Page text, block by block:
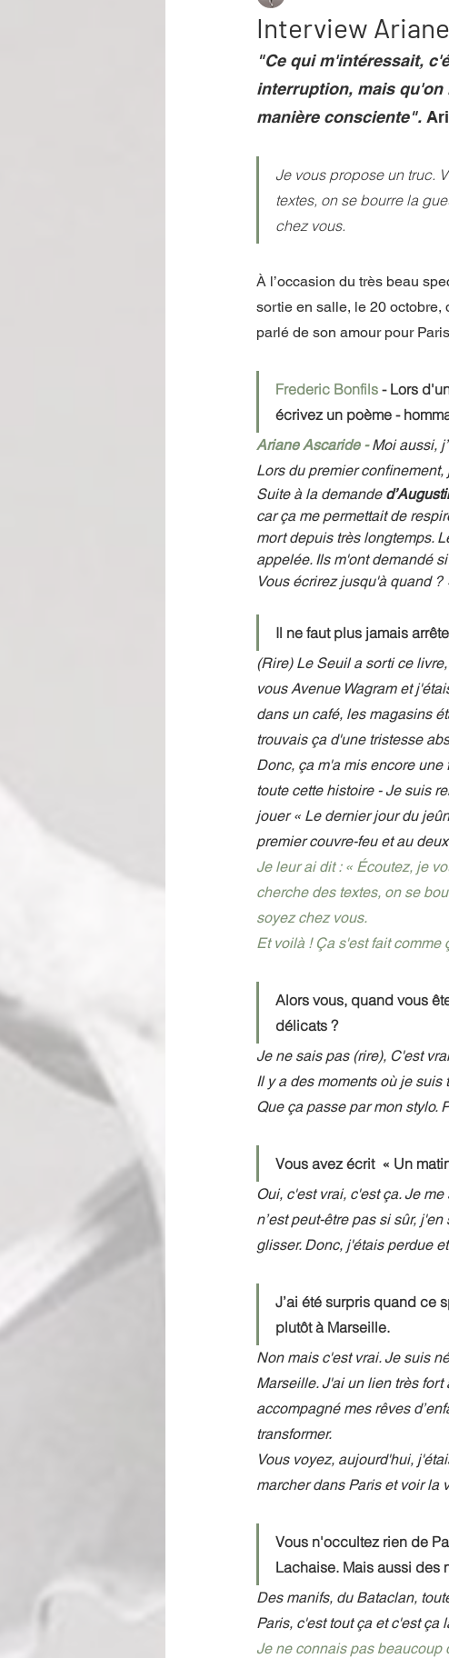
Performance Rire Récompense
Interview
"Ce qui m'intéressait,
interruption, mais qu'on
manière consciente".
Je vous propose un truc.
textes, on se bourre la
chez vous.
À l’occasion du très beau
sortie en salle, le 20 octobre,
parlé de son amour pour
Frederic Bonfils - Lors
écrivez un poème -
Ariane Ascaride - Moi aussi,
Lors du premier
Suite à la demande
car ça me permettait de
mort depuis très longtemps.
appelée. Ils m'ont demandé
Vous écrirez jusqu'à quand
Il ne faut plus jamais
(Rire) Le Seuil a sorti ce
vous Avenue Wagram et
dans un café, les magasins
trouvais ça d'une tristesse
Donc, ça m'a mis encore
toute cette histoire - Je suis
jouer « Le dernier jour du
premier couvre-feu et au
Je leur ai dit : « Écoutez, je
cherche des textes, on se
soyez chez vous.
Et voilà ! Ça s'est fait comme
Alors vous, quand vous
délicats ?
Je ne sais pas (rire), C'est
Il y a des moments où je suis
Que ça passe par mon stylo.
Vous avez écrit  « Un
Oui, c'est vrai, c'est ça. Je
n’est peut-être pas si sûr,
glisser. Donc, j'étais perdue
J’ai été surpris quand ce
plutôt à Marseille.
Non mais c'est vrai. Je suis
Marseille. J'ai un lien très
accompagné mes rêves
transformer.
Vous voyez, aujourd'hui,
marcher dans Paris et voir la
Vous n'occultez rien de
Lachaise. Mais aussi des
Des manifs, du Bataclan,
Paris, c'est tout ça et c'est ça
Je ne connais pas